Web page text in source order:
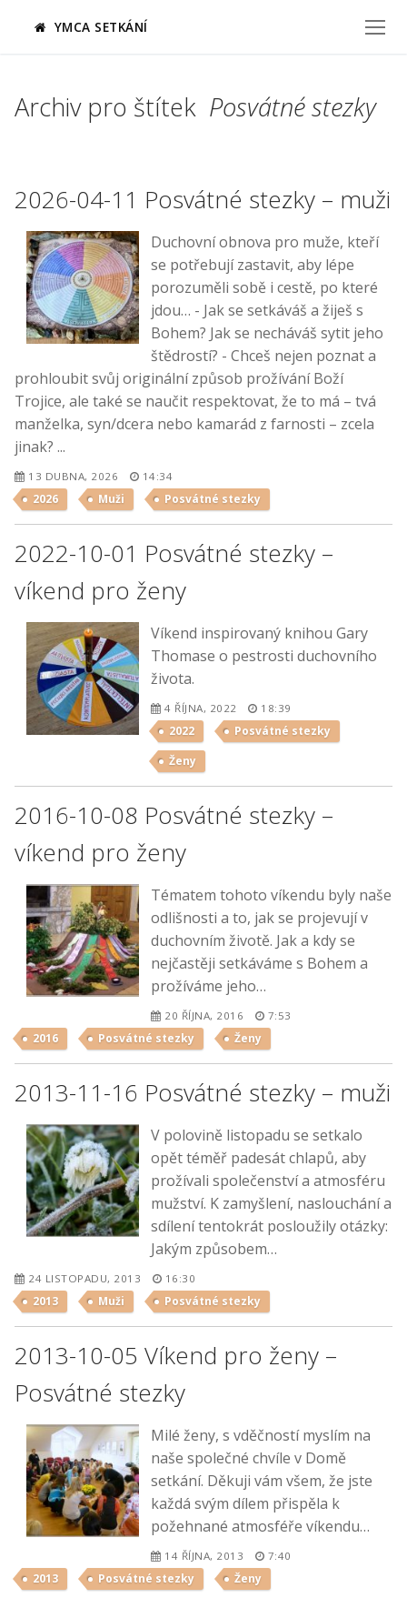
YMCA SETKÁNÍ
Archiv pro štítek Posvátné stezky
2026-04-11 Posvátné stezky – muži
Duchovní obnova pro muže, kteří
se potřebují zastavit, aby lépe
porozuměli sobě i cestě, po které
jdou… - Jak se setkáváš a žiješ s
Bohem? Jak se necháváš sytit jeho
štědrostí? - Chceš nejen poznat a
prohloubit svůj originální způsob prožívání Boží
Trojice, ale také se naučit respektovat, že to má – tvá
manželka, syn/dcera nebo kamarád z farnosti – zcela
jinak? ...
13 DUBNA, 2026 14:34
2026 Muži Posvátné stezky
2022-10-01 Posvátné stezky –
víkend pro ženy
Víkend inspirovaný knihou Gary
Thomase o pestrosti duchovního
života.
4 ŘÍJNA, 2022 18:39
2022
Posvátné stezky
Ženy
2016-10-08 Posvátné stezky –
víkend pro ženy
Tématem tohoto víkendu byly naše
odlišnosti a to, jak se projevují v
duchovním životě. Jak a kdy se
nejčastěji setkáváme s Bohem a
prožíváme jeho…
20 ŘÍJNA, 2016 7:53
2016 Posvátné stezky Ženy
2013-11-16 Posvátné stezky – muži
V polovině listopadu se setkalo
opět téměř padesát chlapů, aby
prožívali společenství a atmosféru
mužství. K zamyšlení, naslouchání a
sdílení tentokrát posloužily otázky:
Jakým způsobem…
24 LISTOPADU, 2013 16:30
2013 Muži Posvátné stezky
2013-10-05 Víkend pro ženy –
Posvátné stezky
Milé ženy, s vděčností myslím na
naše společné chvíle v Domě
setkání. Děkuji vám všem, že jste
každá svým dílem přispěla k
požehnané atmosféře víkendu…
14 ŘÍJNA, 2013 7:40
2013 Posvátné stezky Ženy